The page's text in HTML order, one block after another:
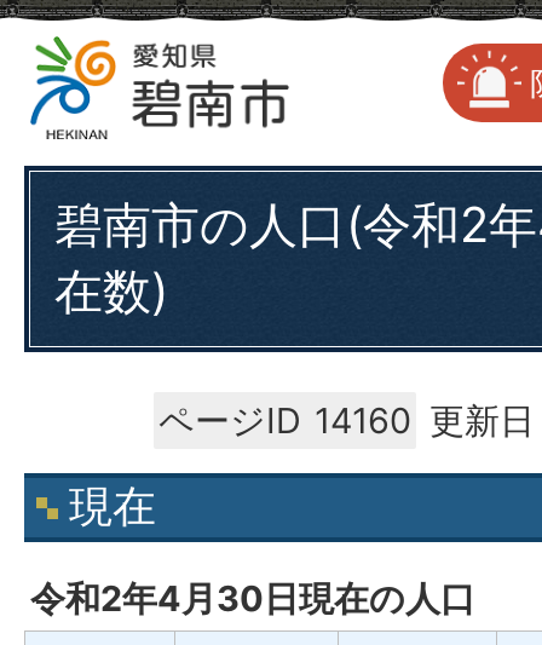
碧南市の人口(令和2
在数)
ページID 14160 更新
現在
令和2年4月30日現在の人口